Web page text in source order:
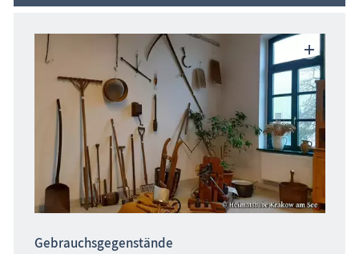
Aussichtstürme
Großsteingräber
Historische Bauwerke
Kirchen
Lehrpfade
Leuchttürme
Fischland-Darß-Zingst
Gebrauchsgegenstände